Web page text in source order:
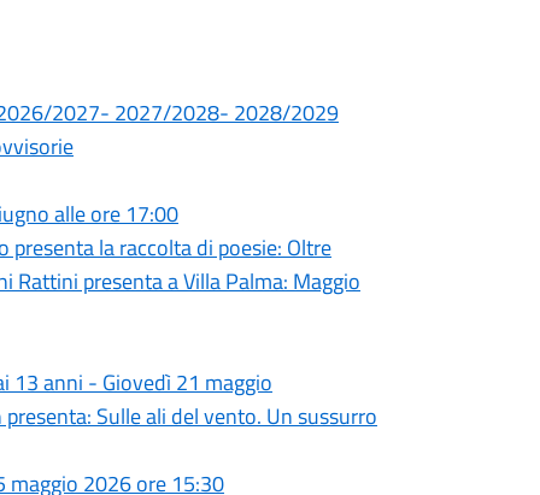
2026/2027- 2027/2028- 2028/2029
alle ore 17:00
la raccolta di poesie: Oltre
Rattini presenta a Villa Palma: Maggio
13 anni - Giovedì 21 maggio
Sulle ali del vento. Un sussurro
maggio 2026 ore 15:30